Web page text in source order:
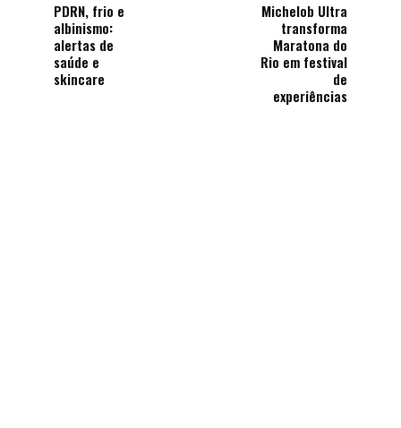
PDRN, frio e
albinismo:
alertas de
saúde e
skincare
Michelob Ultra
transforma
Maratona do
Rio em festival
de
experiências